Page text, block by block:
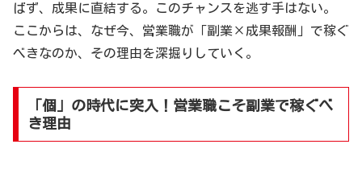
ばず、成果に直結する。このチャンスを逃す手はない。
ここからは、なぜ今、営業職が「副業×成果報酬」で稼ぐ
べきなのか、その理由を深掘りしていく。
「個」の時代に突入！営業職こそ副業で稼ぐべ
き理由